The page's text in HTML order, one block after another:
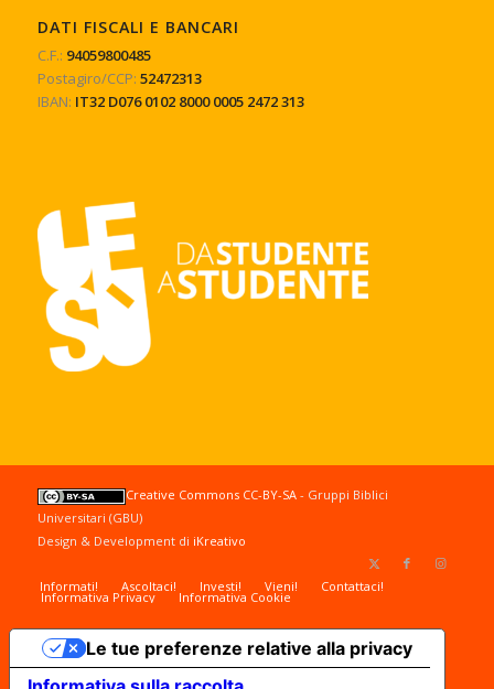
DATI FISCALI E BANCARI
C.F.: 94059800485
Postagiro/CCP: 52472313
IBAN: IT32 D076 0102 8000 0005 2472 313
Creative Commons CC-BY-SA- Gruppi Biblici
Universitari (GBU)
Design & Development di iKreativo
Informati! Ascoltaci! Investi! Vieni! Contattaci!
Informativa Privacy Informativa Cookie
Le tue preferenze relative alla privacy